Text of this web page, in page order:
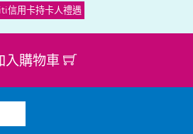
信用卡持卡人禮遇
入購物車